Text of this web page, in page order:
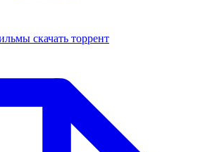
скачать торрент